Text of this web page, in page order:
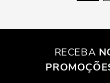
RECEBA